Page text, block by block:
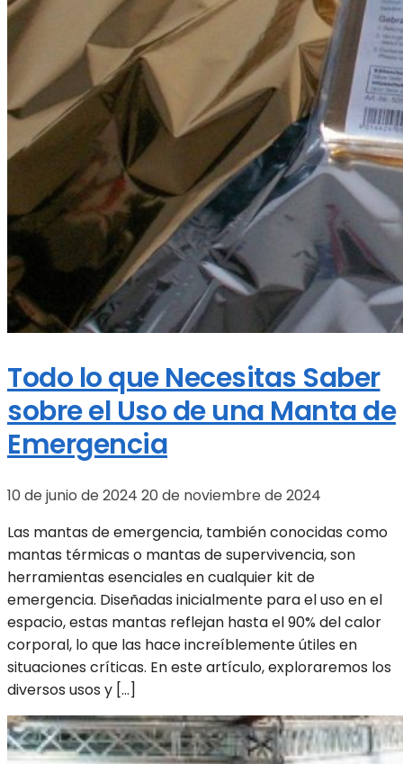
Todo lo que Necesitas Saber
sobre el Uso de una Manta de
Emergencia
10 de junio de 2024 20 de noviembre de 2024
Las mantas de emergencia, también conocidas como
mantas térmicas o mantas de supervivencia, son
herramientas esenciales en cualquier kit de
emergencia. Diseñadas inicialmente para el uso en el
espacio, estas mantas reflejan hasta el 90% del calor
corporal, lo que las hace increíblemente útiles en
situaciones críticas. En este artículo, exploraremos los
diversos usos y […]